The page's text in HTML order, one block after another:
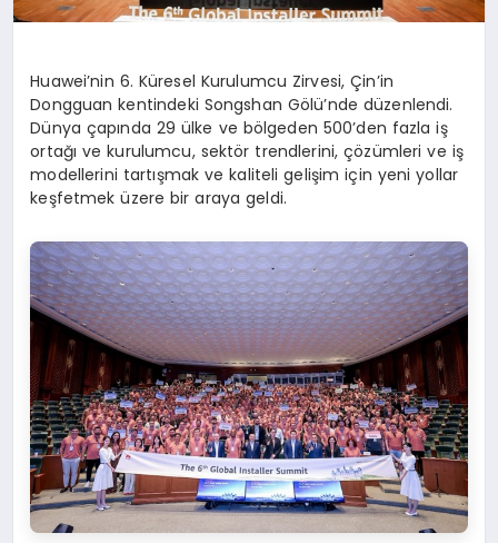
Huawei’nin 6. Küresel Kurulumcu Zirvesi, Çin’in
Dongguan kentindeki Songshan Gölü’nde düzenlendi.
Dünya çapında 29 ülke ve bölgeden 500’den fazla iş
ortağı ve kurulumcu, sektör trendlerini, çözümleri ve iş
modellerini tartışmak ve kaliteli gelişim için yeni yollar
keşfetmek üzere bir araya geldi.